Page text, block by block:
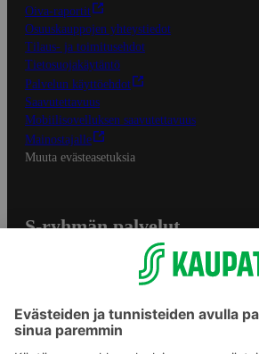
Oiva-raportit
Osuuskauppojen yhteystiedot
Tilaus- ja toimitusehdot
Tietosuojakäytäntö
Palvelun käyttöehdot
Saavutettavuus
Mobiilisovelluksen saavutettavuus
Mainostajalle
Muuta evästeasetuksia
S-ryhmän palvelut
Yhteishyvä Ruoka -sovellus
S-ostoslista -sovellus